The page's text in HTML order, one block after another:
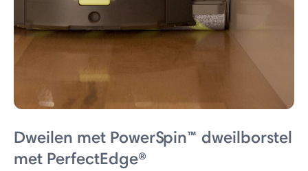
Dweilen met PowerSpin™ dweilborstel
met PerfectEdge®